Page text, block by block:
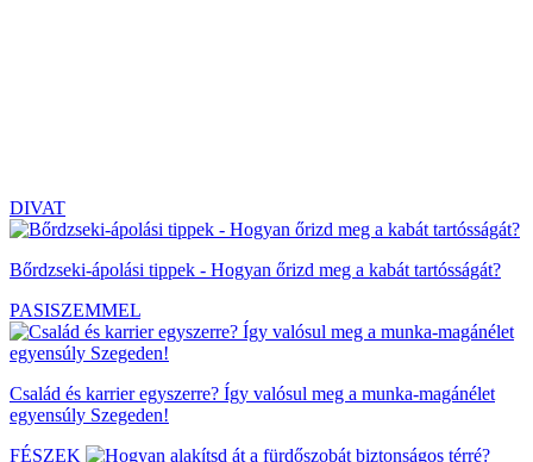
DIVAT
Bőrdzseki-ápolási tippek - Hogyan őrizd meg a kabát tartósságát?
PASISZEMMEL
Család és karrier egyszerre? Így valósul meg a munka-magánélet
egyensúly Szegeden!
FÉSZEK